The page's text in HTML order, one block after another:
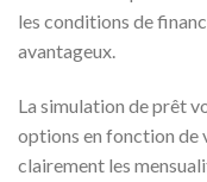
les conditions de
avantageux.
La simulation de prêt
options en fonction de
clairement les